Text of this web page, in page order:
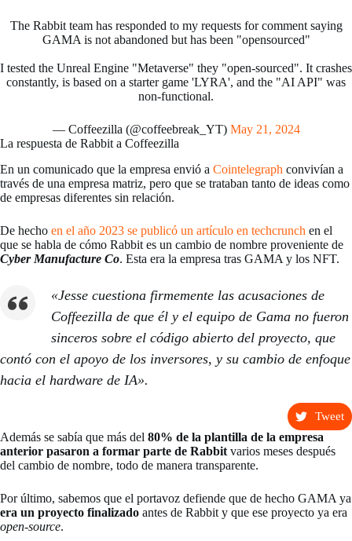
The Rabbit team has responded to my requests for comment saying
GAMA is not abandoned but has been "opensourced"
I tested the Unreal Engine "Metaverse" they "open-sourced". It crashes
constantly, is based on a starter game 'LYRA', and the "AI API" was
non-functional.
— Coffeezilla (@coffeebreak_YT) May 21, 2024
La respuesta de Rabbit a Coffeezilla
En un comunicado que la empresa envió a Cointelegraph convivían a
través de una empresa matriz, pero que se trataban tanto de ideas como
de empresas diferentes sin relación.
De hecho en el año 2023 se publicó un artículo en techcrunch en el
que se habla de cómo Rabbit es un cambio de nombre proveniente de
Cyber Manufacture Co. Esta era la empresa tras GAMA y los NFT.
«Jesse cuestiona firmemente las acusaciones de
Coffeezilla de que él y el equipo de Gama no fueron
sinceros sobre el código abierto del proyecto, que
contó con el apoyo de los inversores, y su cambio de enfoque
hacia el hardware de IA».
Tweet
Además se sabía que más del 80% de la plantilla de la empresa
anterior pasaron a formar parte de Rabbit varios meses después
del cambio de nombre, todo de manera transparente.
Por último, sabemos que el portavoz defiende que de hecho GAMA ya
era un proyecto finalizado antes de Rabbit y que ese proyecto ya era
open-source.